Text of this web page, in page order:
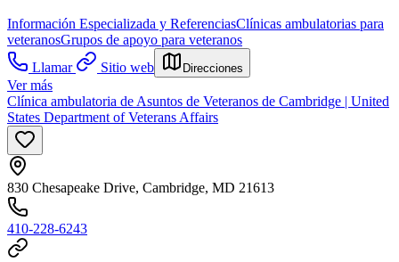
Información Especializada y ReferenciasClínicas ambulatorias para
veteranosGrupos de apoyo para veteranos
Llamar
Sitio web Direcciones
Ver más
Clínica ambulatoria de Asuntos de Veteranos de Cambridge | United
States Department of Veterans Affairs
830 Chesapeake Drive, Cambridge, MD 21613
410-228-6243